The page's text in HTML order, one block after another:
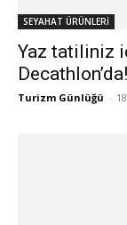
SEYAHAT ÜRÜNLERİ
Yaz tatiliniz
Decathlon’da!
Turizm Günlüğü -